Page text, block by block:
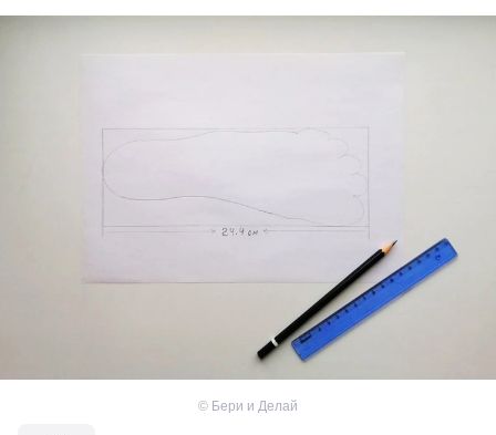
© Бери и Делай